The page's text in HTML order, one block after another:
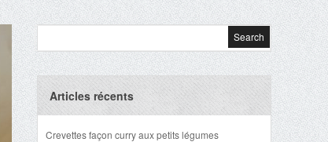
Articles récents
Crevettes façon curry aux petits légumes